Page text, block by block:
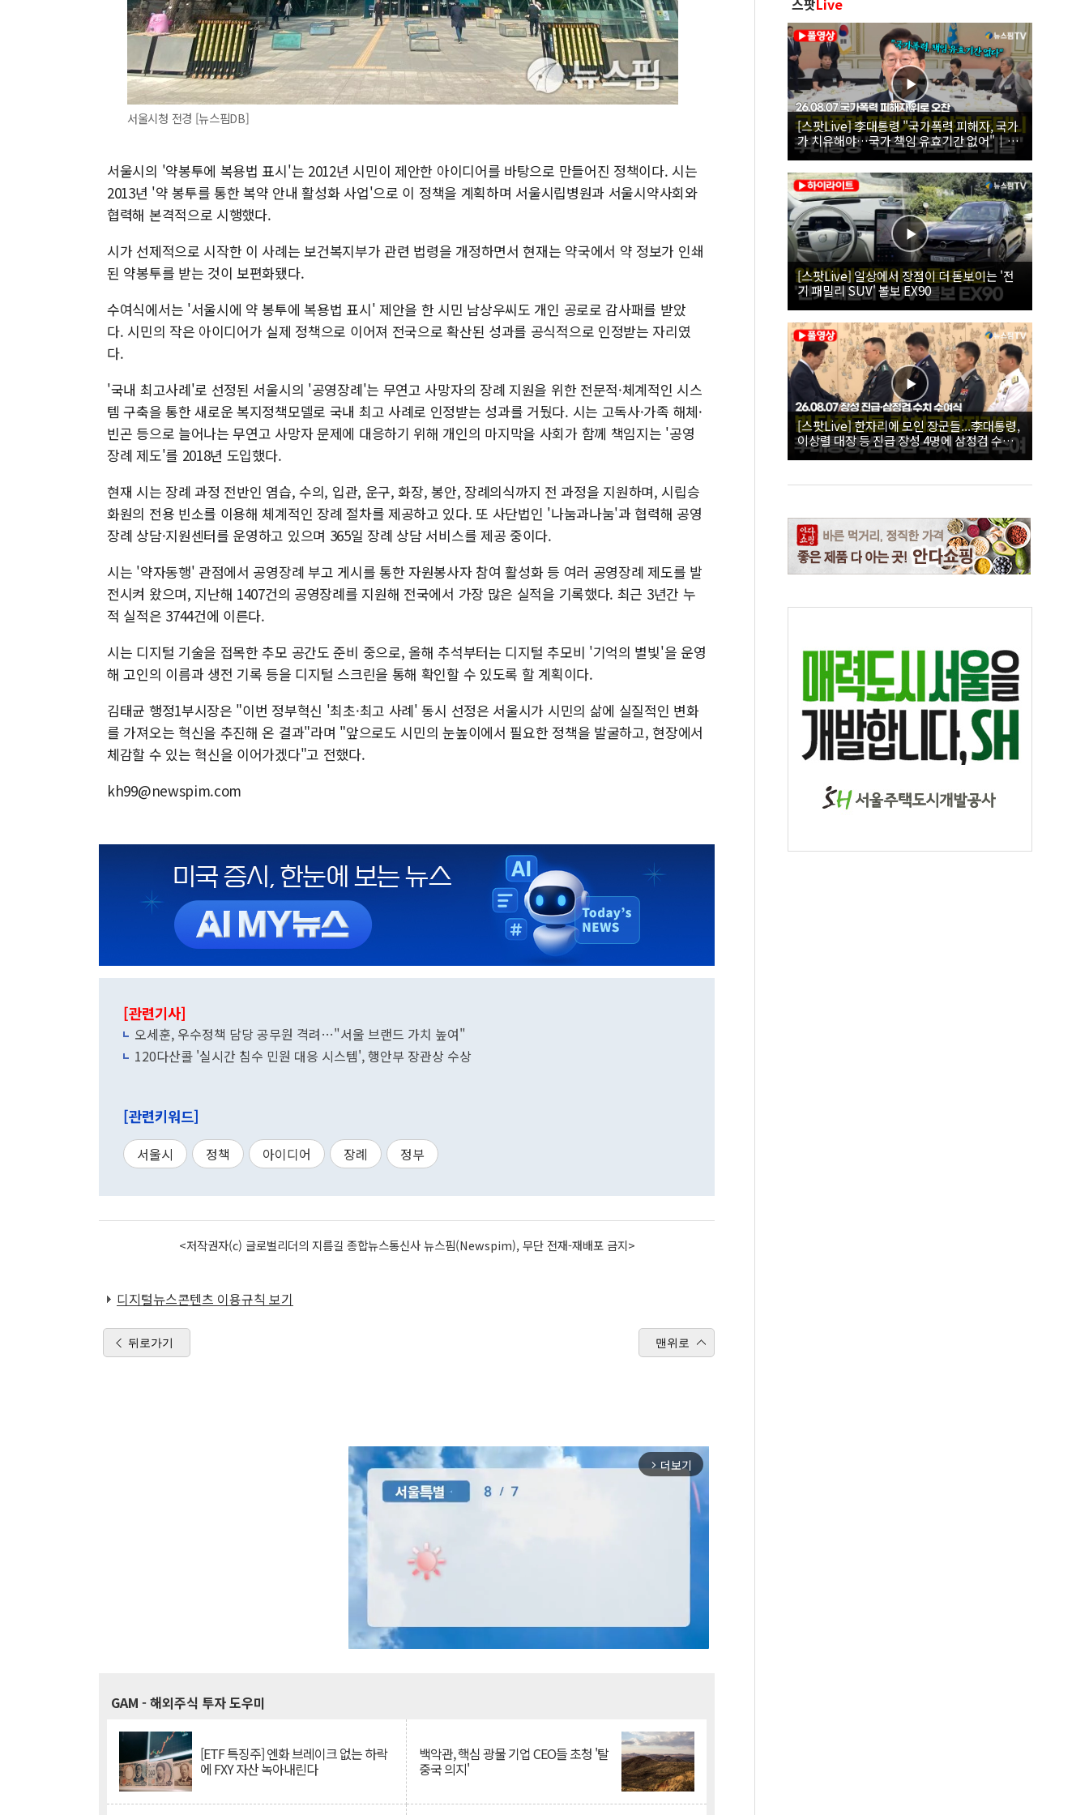
서울시청 전경 [뉴스핌DB]
서울시의 '약봉투에 복용법 표시'는 2012년 시민이 제안한 아이디어를 바탕으로 만들어진 정책이다. 시는
2013년 '약 봉투를 통한 복약 안내 활성화 사업'으로 이 정책을 계획하며 서울시립병원과 서울시약사회와
협력해 본격적으로 시행했다.
시가 선제적으로 시작한 이 사례는 보건복지부가 관련 법령을 개정하면서 현재는 약국에서 약 정보가 인쇄
된 약봉투를 받는 것이 보편화됐다.
수여식에서는 '서울시에 약 봉투에 복용법 표시' 제안을 한 시민 남상우씨도 개인 공로로 감사패를 받았
다. 시민의 작은 아이디어가 실제 정책으로 이어져 전국으로 확산된 성과를 공식적으로 인정받는 자리였
다.
'국내 최고사례'로 선정된 서울시의 '공영장례'는 무연고 사망자의 장례 지원을 위한 전문적·체계적인 시스
템 구축을 통한 새로운 복지정책모델로 국내 최고 사례로 인정받는 성과를 거뒀다. 시는 고독사·가족 해체·
빈곤 등으로 늘어나는 무연고 사망자 문제에 대응하기 위해 개인의 마지막을 사회가 함께 책임지는 '공영
장례 제도'를 2018년 도입했다.
현재 시는 장례 과정 전반인 염습, 수의, 입관, 운구, 화장, 봉안, 장례의식까지 전 과정을 지원하며, 시립승
화원의 전용 빈소를 이용해 체계적인 장례 절차를 제공하고 있다. 또 사단법인 '나눔과나눔'과 협력해 공영
장례 상담·지원센터를 운영하고 있으며 365일 장례 상담 서비스를 제공 중이다.
시는 '약자동행' 관점에서 공영장례 부고 게시를 통한 자원봉사자 참여 활성화 등 여러 공영장례 제도를 발
전시켜 왔으며, 지난해 1407건의 공영장례를 지원해 전국에서 가장 많은 실적을 기록했다. 최근 3년간 누
적 실적은 3744건에 이른다.
시는 디지털 기술을 접목한 추모 공간도 준비 중으로, 올해 추석부터는 디지털 추모비 '기억의 별빛'을 운영
해 고인의 이름과 생전 기록 등을 디지털 스크린을 통해 확인할 수 있도록 할 계획이다.
김태균 행정1부시장은 "이번 정부혁신 '최초·최고 사례' 동시 선정은 서울시가 시민의 삶에 실질적인 변화
를 가져오는 혁신을 추진해 온 결과"라며 "앞으로도 시민의 눈높이에서 필요한 정책을 발굴하고, 현장에서
체감할 수 있는 혁신을 이어가겠다"고 전했다.
kh99@newspim.com
[관련기사]
오세훈, 우수정책 담당 공무원 격려…"서울 브랜드 가치 높여"
120다산콜 '실시간 침수 민원 대응 시스템', 행안부 장관상 수상
[관련키워드]
서울시 정책 아이디어 장례 정부
<저작권자(c) 글로벌리더의 지름길 종합뉴스통신사 뉴스핌(Newspim), 무단 전재-재배포 금지>
디지털뉴스콘텐츠 이용규칙 보기
뒤로가기 맨위로
arrow_forward_ios 더보기
GAM - 해외주식 투자 도우미
[ETF 특징주] 엔화 브레이크 없는 하락
에 FXY 자산 녹아내린다
백악관, 핵심 광물 기업 CEO들 초청 '탈
중국 의지'
스팟Live
[스팟Live] 李대통령 "국가폭력 피해자, 국가
가 치유해야…국가 책임 유효기간 없어"｜
26.08.07 국가폭력 피해자 위로 오찬
[스팟Live] 일상에서 장점이 더 돋보이는 '전
기 패밀리 SUV' 볼보 EX90
[스팟Live] 한자리에 모인 장군들...李대통령,
이상렬 대장 등 진급 장성 4명에 삼정검 수치
직접 수여｜26.08.07 장성 진급·삼정검 수치